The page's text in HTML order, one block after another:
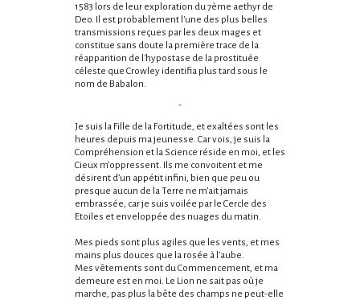
1583 lors de leur exploration du 7ème aethyr de
Deo. Il est probablement l'une des plus belles
transmissions reçues par les deux mages et
constitue sans doute la première trace de la
réapparition de l'hypostase de la prostituée
céleste que Crowley identifia plus tard sous le
nom de Babalon.
-
Je suis la Fille de la Fortitude, et exaltées sont les
heures depuis ma jeunesse. Car vois, je suis la
Compréhension et la Science réside en moi, et les
Cieux m’oppressent. Ils me convoitent et me
désirent d’un appétit infini, bien que peu ou
presque aucun de la Terre ne m’ait jamais
embrassée, car je suis voilée par le Cercle des
Etoiles et enveloppée des nuages du matin.
Mes pieds sont plus agiles que les vents, et mes
mains plus douces que la rosée à l’aube.
Mes vêtements sont du Commencement, et ma
demeure est en moi. Le Lion ne sait pas où je
marche, pas plus la bête des champs ne peut-elle